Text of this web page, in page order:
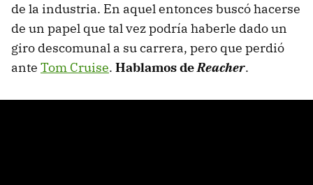
de la industria. En aquel entonces buscó hacerse
de un papel que tal vez podría haberle dado un
giro descomunal a su carrera, pero que perdió
ante Tom Cruise. Hablamos deReacher.